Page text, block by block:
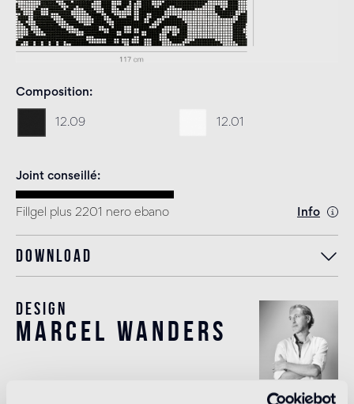
Composition
12.09 12.01
Joint conseillé
Fillgel plus 2201 nero ebano Info
Download
Design
marcel wanders